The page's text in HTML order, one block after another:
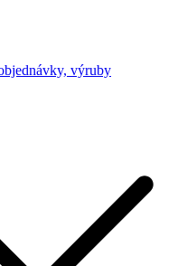
výruby